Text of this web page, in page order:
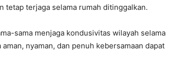
tetap terjaga selama rumah ditinggalkan.
sama menjaga kondusivitas wilayah selama
nyaman, dan penuh kebersamaan dapat